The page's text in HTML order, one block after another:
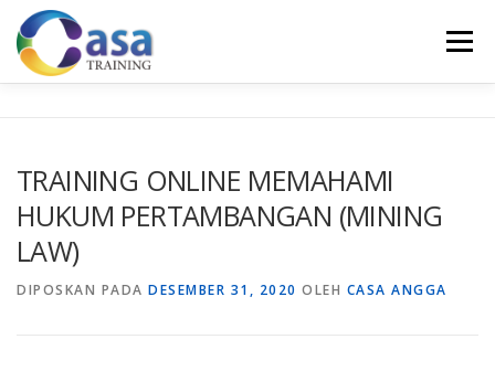
Lompat
konten
Menu
KONTAK KAMI SERTIFIKASI EVALUASI
TRAINING ONLINE MEMAHAMI
HUKUM PERTAMBANGAN (MINING
LAW)
DIPOSKAN PADA DESEMBER 31, 2020 OLEH CASA ANGGA